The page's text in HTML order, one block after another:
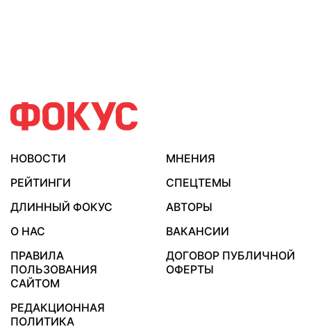
НОВОСТИ
МНЕНИЯ
РЕЙТИНГИ
СПЕЦТЕМЫ
ДЛИННЫЙ ФОКУС
АВТОРЫ
О НАС
ВАКАНСИИ
ПРАВИЛА
ПОЛЬЗОВАНИЯ
САЙТОМ
ДОГОВОР ПУБЛИЧНОЙ
ОФЕРТЫ
РЕДАКЦИОННАЯ
ПОЛИТИКА